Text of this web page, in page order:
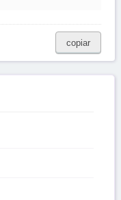
copiar